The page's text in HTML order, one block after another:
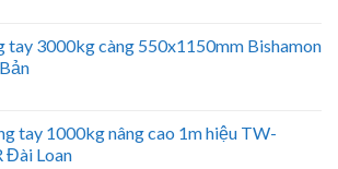
tay 3000kg càng 550x1150mm Bishamon
tay 1000kg nâng cao 1m hiệu TW-
Đài Loan